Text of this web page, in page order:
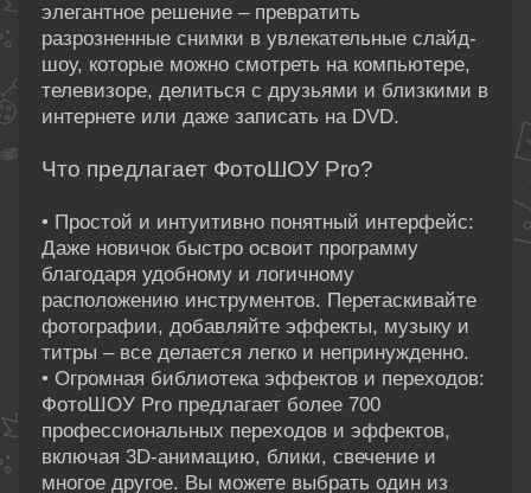
элегантное решение – превратить
разрозненные снимки в увлекательные слайд-
шоу, которые можно смотреть на компьютере,
телевизоре, делиться с друзьями и близкими в
интернете или даже записать на DVD.
Что предлагает ФотоШОУ Pro?
• Простой и интуитивно понятный интерфейс:
Даже новичок быстро освоит программу
благодаря удобному и логичному
расположению инструментов. Перетаскивайте
фотографии, добавляйте эффекты, музыку и
титры – все делается легко и непринужденно.
• Огромная библиотека эффектов и переходов:
ФотоШОУ Pro предлагает более 700
профессиональных переходов и эффектов,
включая 3D-анимацию, блики, свечение и
многое другое. Вы можете выбрать один из